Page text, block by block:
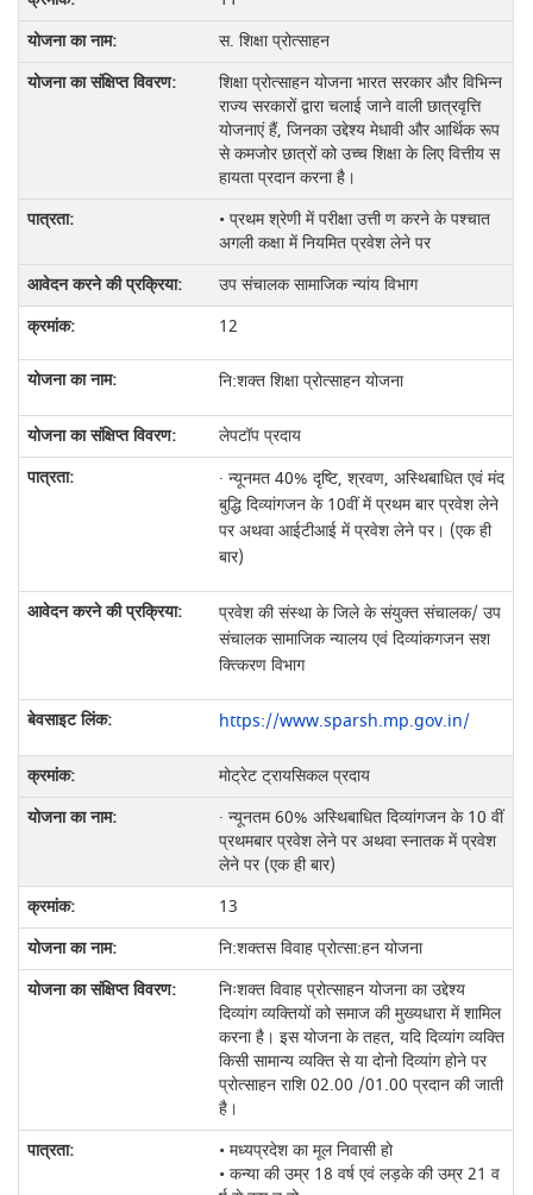
स. शिक्षा प्रोत्साहन
शिक्षा प्रोत्साहन योजना भारत सरकार और विभिन्न
राज्य सरकारों द्वारा चलाई जाने वाली छात्रवृत्ति
योजनाएं हैं, जिनका उद्देश्य मेधावी और आर्थिक रूप
से कमजोर छात्रों को उच्च शिक्षा के लिए वित्तीय स
हायता प्रदान करना है।
• प्रथम श्रेणी में परीक्षा उत्ती ण करने के पश्चात
अगली कक्षा में नियमित प्रवेश लेने पर
उप संचालक सामाजिक न्यांय विभाग
12
नि:शक्‍त शिक्षा प्रोत्‍साहन योजना
लेपटॉप प्रदाय
· न्‍यूनमत 40% दृष्टि, श्रवण, अस्थिबाधित एवं मंद
बुद्धि दिव्‍यांगजन के 10वीं में प्रथम बार प्रवेश लेने
पर अथवा आईटीआई में प्रवेश लेने पर। (एक ही
बार)
प्रवेश की संस्था के जिले के संयुक्त संचालक/ उप
संचालक सामाजिक न्यालय एवं दिव्यांकगजन सश
क्त्किरण विभाग
https://www.sparsh.mp.gov.in/
मोट्रेट ट्रायसिकल प्रदाय
· न्‍यूनतम 60% अस्थिबाधित दिव्‍यांगजन के 10 वीं
प्रथमबार प्रवेश लेने पर अथवा स्नातक में प्रवेश
लेने पर (एक ही बार)
13
नि:शक्तस विवाह प्रोत्सा:हन योजना
निःशक्त विवाह प्रोत्साहन योजना का उद्देश्य
दिव्यांग व्यक्तियों को समाज की मुख्यधारा में शामिल
करना है। इस योजना के तहत, यदि दिव्यांग व्यक्ति
किसी सामान्य व्यक्ति से या दोनो दिव्‍यांग होने पर
प्रोत्‍साहन राशि 02.00 /01.00 प्रदान की जाती
है।
• मध्यप्रदेश का मूल निवासी हो
• कन्या की उम्र 18 वर्ष एवं लड़के की उम्र 21 व